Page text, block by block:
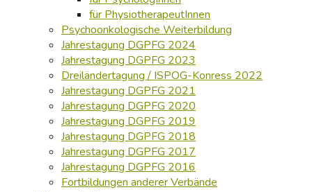
für PhysiotherapeutInnen
Psychoonkologische Weiterbildung
Jahrestagung DGPFG 2024
Jahrestagung DGPFG 2023
Dreiländertagung / ISPOG-Konress 2022
Jahrestagung DGPFG 2021
Jahrestagung DGPFG 2020
Jahrestagung DGPFG 2019
Jahrestagung DGPFG 2018
Jahrestagung DGPFG 2017
Jahrestagung DGPFG 2016
Fortbildungen anderer Verbände